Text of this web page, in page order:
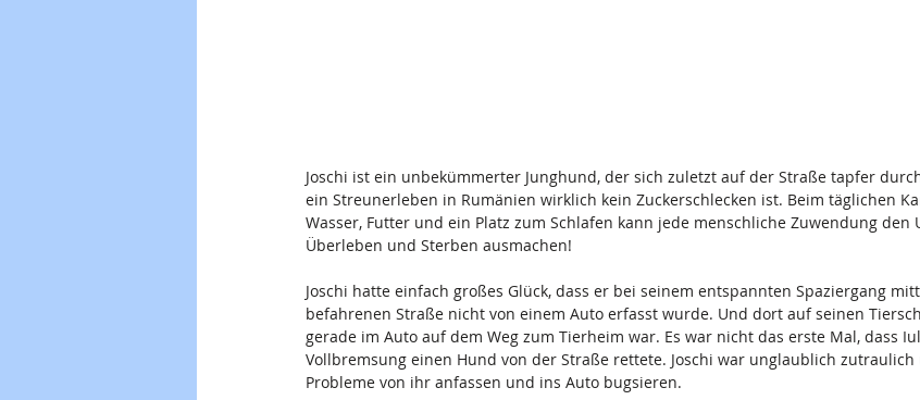
Joschi ist ein unbekümmerter Junghund, der sich zuletzt auf der Straße tapfer
ein Streunerleben in Rumänien wirklich kein Zuckerschlecken ist. Beim täglichen
Wasser, Futter und ein Platz zum Schlafen kann jede menschliche Zuwendung den
Überleben und Sterben ausmachen!
Joschi hatte einfach großes Glück, dass er bei seinem entspannten Spaziergang
befahrenen Straße nicht von einem Auto erfasst wurde. Und dort auf seinen
gerade im Auto auf dem Weg zum Tierheim war. Es war nicht das erste Mal, dass
Vollbremsung einen Hund von der Straße rettete. Joschi war unglaublich
Probleme von ihr anfassen und ins Auto bugsieren.